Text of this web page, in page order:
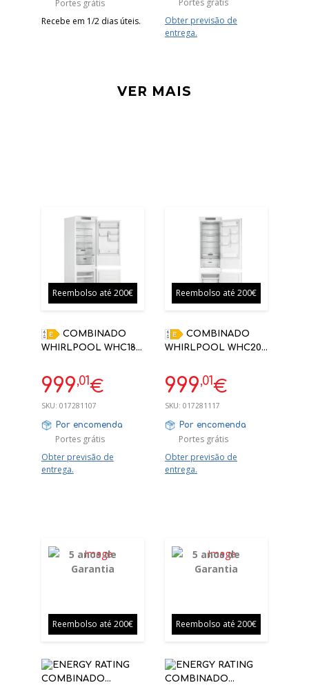
Portes grátis
Recebe em 1/2 dias úteis.
Portes grátis
Obter previsão de
entrega.
VER MAIS
Reembolso até 200€
COMBINADO
WHIRLPOOL WHC18
ENCASTRE 177 XL54
X54,5
999,01€
SKU: 017281107
Por encomenda
Portes grátis
Obter previsão de
entrega.
Reembolso até 200€
COMBINADO
WHIRLPOOL WHC20
193.5X54X54.5 NO
FROST
999,01€
SKU: 017281117
Por encomenda
Portes grátis
Obter previsão de
entrega.
5 anos de
Garantia
Reembolso até 200€
COMBINADO
5 anos de
Garantia
Reembolso até 200€
COMBINADO